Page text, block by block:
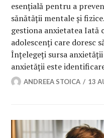
esențială pentru a
sănătății mentale și
gestiona anxietatea
adolescenți care doresc
Înțelegeți sursa
anxietății este
ANDREEA STOICA 13